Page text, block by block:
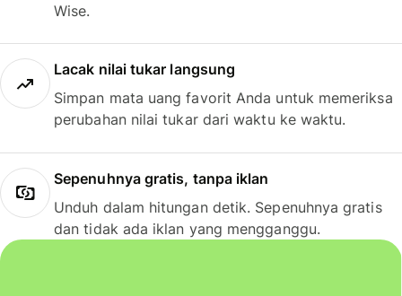
Wise.
Lacak nilai tukar langsung
Simpan mata uang favorit Anda untuk memeriksa
perubahan nilai tukar dari waktu ke waktu.
Sepenuhnya gratis, tanpa iklan
Unduh dalam hitungan detik. Sepenuhnya gratis
dan tidak ada iklan yang mengganggu.